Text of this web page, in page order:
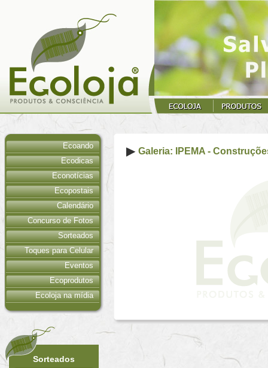
Ecoando
Ecodicas
Econotícias
Ecopostais
Calendário
Concurso de Fotos
Sorteados
Toques para Celular
Eventos
Ecoprodutos
Ecoloja na mídia
Sorteados
Galeria: IPEMA -